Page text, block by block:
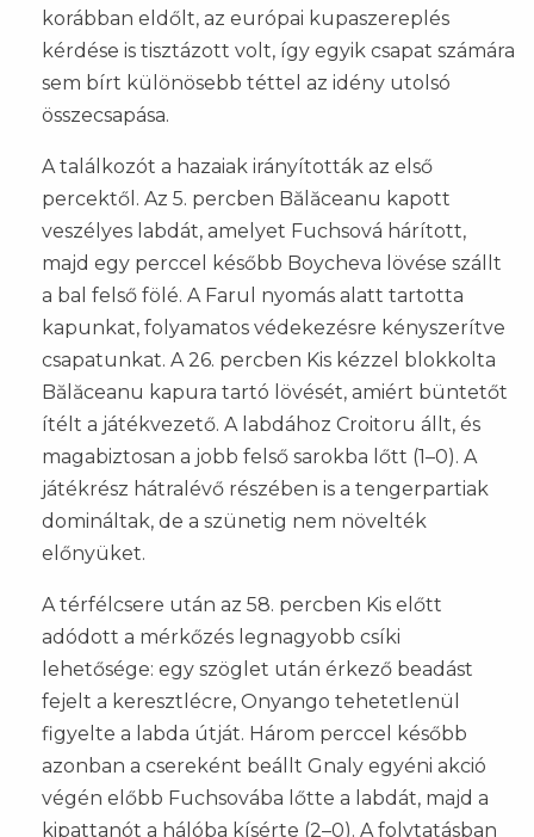
korábban eldőlt, az európai kupaszereplés
kérdése is tisztázott volt, így egyik csapat számára
sem bírt különösebb téttel az idény utolsó
összecsapása.
A találkozót a hazaiak irányították az első
percektől. Az 5. percben Bălăceanu kapott
veszélyes labdát, amelyet Fuchsová hárított,
majd egy perccel később Boycheva lövése szállt
a bal felső fölé. A Farul nyomás alatt tartotta
kapunkat, folyamatos védekezésre kényszerítve
csapatunkat. A 26. percben Kis kézzel blokkolta
Bălăceanu kapura tartó lövését, amiért büntetőt
ítélt a játékvezető. A labdához Croitoru állt, és
magabiztosan a jobb felső sarokba lőtt (1–0). A
játékrész hátralévő részében is a tengerpartiak
domináltak, de a szünetig nem növelték
előnyüket.
A térfélcsere után az 58. percben Kis előtt
adódott a mérkőzés legnagyobb csíki
lehetősége: egy szöglet után érkező beadást
fejelt a keresztlécre, Onyango tehetetlenül
figyelte a labda útját. Három perccel később
azonban a csereként beállt Gnaly egyéni akció
végén előbb Fuchsovába lőtte a labdát, majd a
kipattanót a hálóba kísérte (2–0). A folytatásban